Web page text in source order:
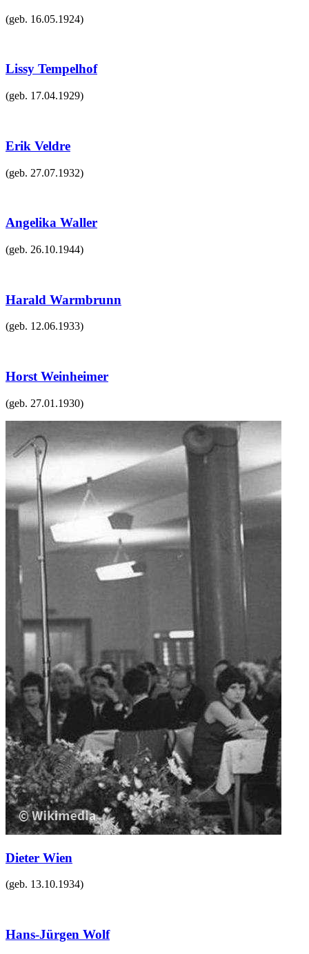
(geb. 16.05.1924)
Lissy Tempelhof
(geb. 17.04.1929)
Erik Veldre
(geb. 27.07.1932)
Angelika Waller
(geb. 26.10.1944)
Harald Warmbrunn
(geb. 12.06.1933)
Horst Weinheimer
(geb. 27.01.1930)
Dieter Wien
(geb. 13.10.1934)
Hans-Jürgen Wolf